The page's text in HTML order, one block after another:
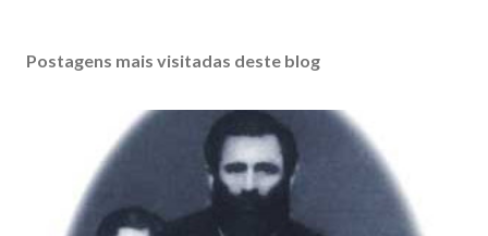
s
Postagens mais visitadas deste blog